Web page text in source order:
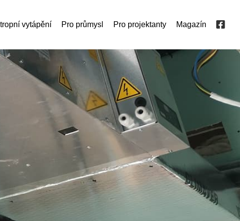
vytápění Pro průmysl Pro projektanty Magazín